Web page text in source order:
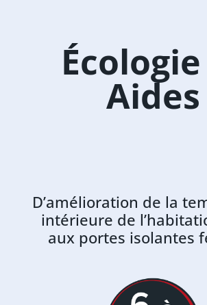
Aides
D’amélioration de la
intérieure de
aux portes isolantes